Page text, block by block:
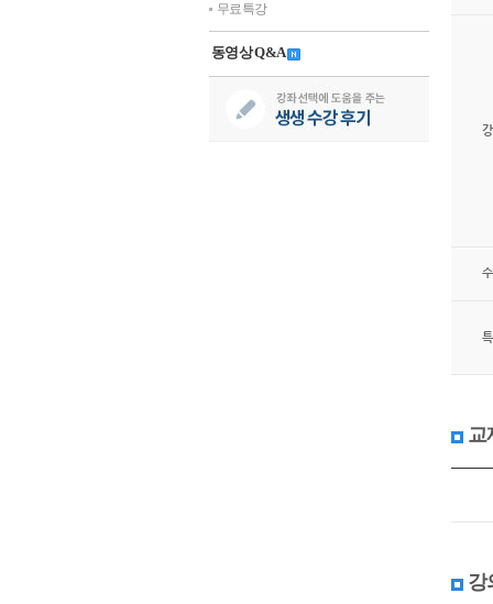
무료특강
동영상 Q&A
교
강